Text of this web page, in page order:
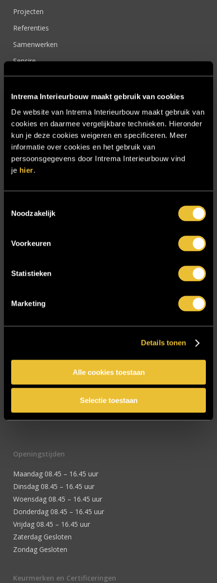
Intrema Interieurbouw maakt gebruik van cookies
De website van Intrema Interieurbouw maakt gebruik van
cookies en daarmee vergelijkbare technieken. Hieronder
kun je deze cookies weigeren en specificeren. Meer
informatie over cookies en het gebruik van
persoonsgegevens door Intrema Interieurbouw vind
je hier.
Noodzakelijk
Voorkeuren
Statistieken
Marketing
Details tonen
Alle cookies toestaan
Selectie toestaan
Projecten
Referenties
Samenwerken
Sensire
Showroom
SIDN
Trebbe MiddenWest
TV lift
Twentsch Hooratelier
Vacature Allround monteur interieurbouwer
Vacatures
Zakelijk
Openingstijden
Maandag 08.45 – 16.45 uur
Dinsdag 08.45 – 16.45 uur
Woensdag 08.45 – 16.45 uur
Donderdag 08.45 – 16.45 uur
Vrijdag 08.45 – 16.45 uur
Zaterdag Gesloten
Zondag Gesloten
Keurmerken en Certificeringen